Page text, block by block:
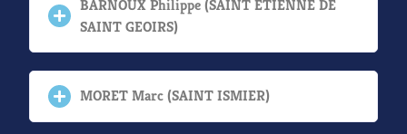
BARNOUX Philippe (SAINT ÉTIENNE DE
SAINT GEOIRS)
MORET Marc (SAINT ISMIER)